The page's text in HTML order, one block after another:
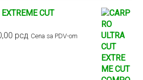
CUT
рсд Raspon
Cena sa PDV-om